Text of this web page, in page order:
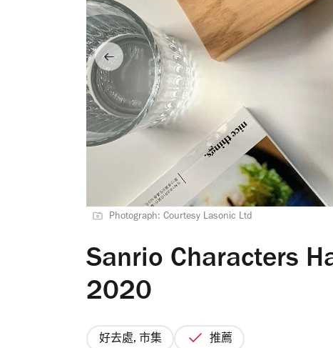
Photograph: Courtesy Lasonic Ltd
Sanrio Characters
2020
好去處, 市集 推薦